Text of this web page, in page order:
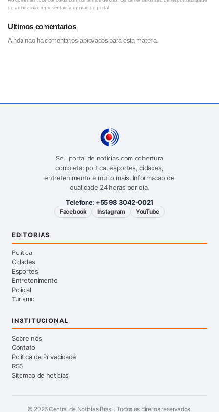
do autor e nao representam a opiniao do portal.
Ultimos comentarios
Ainda nao ha comentarios aprovados para esta materia.
Seu portal de noticias com cobertura
completa: politica, esportes, cidades,
entretenimento e muito mais. Informacao de
qualidade 24 horas por dia.
Telefone: +55 98 3042-0021
Facebook Instagram YouTube
EDITORIAS
Política
Cidades
Esportes
Entretenimento
Policial
Turismo
INSTITUCIONAL
Sobre nós
Contato
Politica de Privacidade
RSS
Sitemap de notícias
© 2026Central de Noticias Brasil. Todos os direitos reservados.